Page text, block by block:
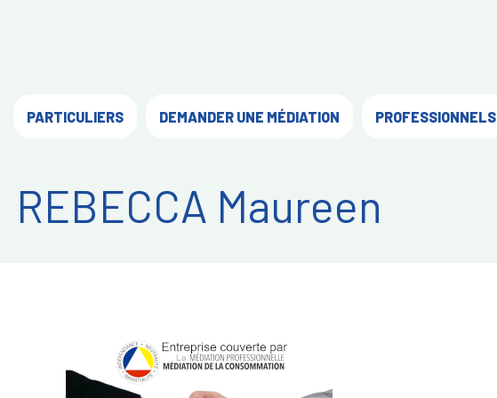
PARTICULIERS DEMANDER UNE MÉDIATION PROFESSIONNELS
REBECCA Maureen